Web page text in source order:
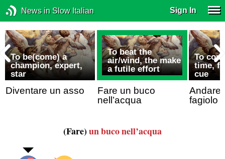
News in Slow Italian Sign In
To be(come) a
champion, expert,
star
Diventare un asso
To beat the
air/wind, the make
a futile effort
Fare un buco
nell’acqua
To
time,
cue
fagiolo
(Fare)un buco nell’acqua